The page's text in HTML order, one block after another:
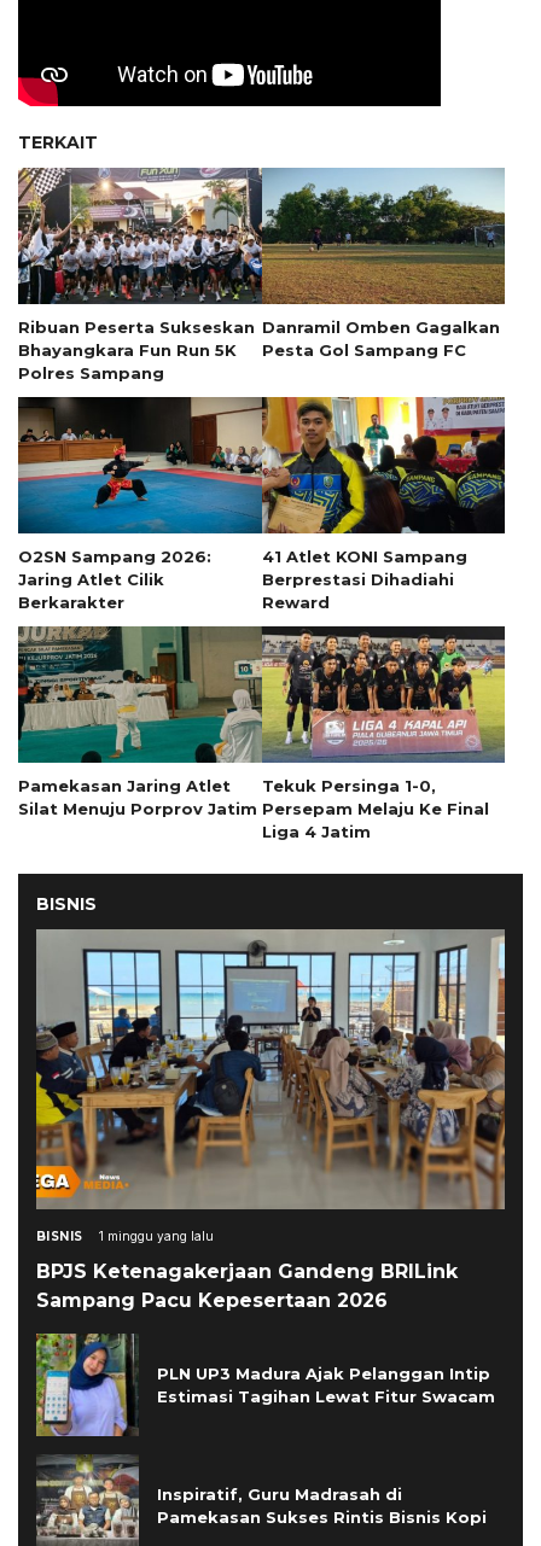
TERKAIT
Ribuan Peserta Sukseskan
Bhayangkara Fun Run 5K
Polres Sampang
Danramil Omben Gagalkan
Pesta Gol Sampang FC
O2SN Sampang 2026:
Jaring Atlet Cilik
Berkarakter
41 Atlet KONI Sampang
Berprestasi Dihadiahi
Reward
Pamekasan Jaring Atlet
Silat Menuju Porprov Jatim
Tekuk Persinga 1-0,
Persepam Melaju Ke Final
Liga 4 Jatim
BISNIS
BISNIS 1 minggu yang lalu
BPJS Ketenagakerjaan Gandeng BRILink
Sampang Pacu Kepesertaan 2026
PLN UP3 Madura Ajak Pelanggan Intip
Estimasi Tagihan Lewat Fitur Swacam
Inspiratif, Guru Madrasah di
Pamekasan Sukses Rintis Bisnis Kopi